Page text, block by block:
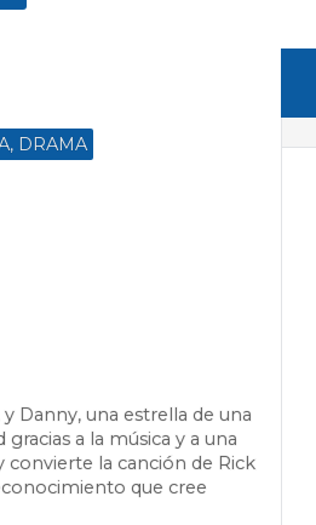
DRAMA
Danny, una estrella de una
a la música y a una
convierte la canción de Rick
que cree